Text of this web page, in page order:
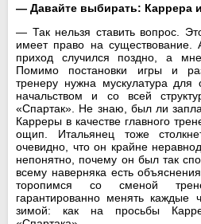
— Давайте выбирать: Каррера
— Так нельзя ставить вопрос.
имеет право на существование.
приход случился поздно, а
Помимо постановки игры и
тренеру нужна мускулатура
начальством и со всей
«Спартак». Не знаю, был ли
Карреры в качестве главного
ощип. Итальянец тоже
очевидно, что он крайне
непонятно, почему он был так
всему наверняка есть
торопимся со сменой
гарантированно менять каждые
зимой: как на просьбы